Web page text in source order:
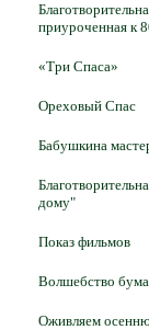
приуроченная к
«Три Спаса»
Ореховый Спас
Бабушкина
дому"
Показ фильмов
Волшебство
Оживляем